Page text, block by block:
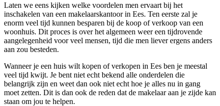
Laten we eens kijken welke voordelen men ervaart bij het
inschakelen van een makelaarskantoor in Ees. Ten eerste zal je
enorm veel tijd kunnen besparen bij de koop of verkoop van een
woonhuis. Dit proces is over het algemeen weer een tijdrovende
aangelegenheid voor veel mensen, tijd die men liever ergens anders
aan zou besteden.
Wanneer je een huis wilt kopen of verkopen in Ees ben je meestal
veel tijd kwijt. Je bent niet echt bekend alle onderdelen die
belangrijk zijn en weet dan ook niet echt hoe je alles nu in gang
moet zetten. Dit is dan ook de reden dat de makelaar aan je zijde kan
staan om jou te helpen.